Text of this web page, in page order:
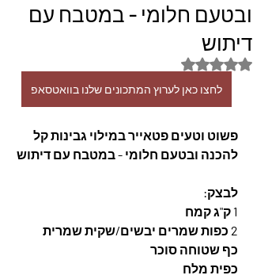
ובטעם חלומי - במטבח עם
דיתוש
דירוג של NaN מתוך 5 כוכבים
לחצו כאן לערוץ המתכונים שלנו בוואטסאפ
פשוט וטעים פטאייר במילוי גבינות קל
להכנה ובטעם חלומי - במטבח עם דיתוש
לבצק:
1 ק"ג קמח
2 כפות שמרים יבשים/שקית שמרית
כף שטוחה סוכר
כפית מלח